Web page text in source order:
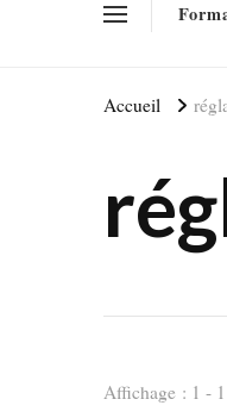
Accueil
Affichage : 1 -